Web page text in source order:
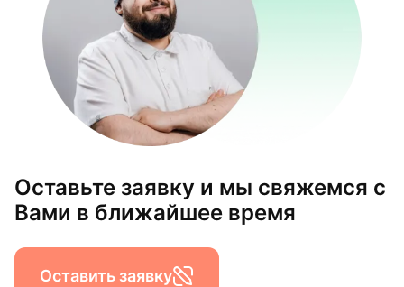
Оставьте заявку и мы свяжемся с
Вами в ближайшее время
Оставить заявку